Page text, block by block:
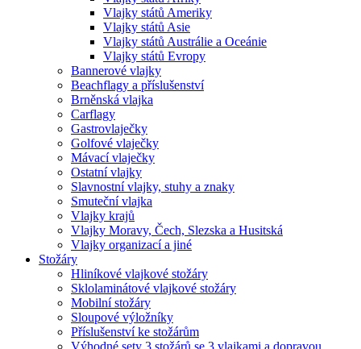
Vlajky států Ameriky
Vlajky států Asie
Vlajky států Austrálie a Oceánie
Vlajky států Evropy
Bannerové vlajky
Beachflagy a příslušenství
Brněnská vlajka
Carflagy
Gastrovlaječky
Golfové vlaječky
Mávací vlaječky
Ostatní vlajky
Slavnostní vlajky, stuhy a znaky
Smuteční vlajka
Vlajky krajů
Vlajky Moravy, Čech, Slezska a Husitská
Vlajky organizací a jiné
Stožáry
Hliníkové vlajkové stožáry
Sklolaminátové vlajkové stožáry
Mobilní stožáry
Sloupové výložníky
Příslušenství ke stožárům